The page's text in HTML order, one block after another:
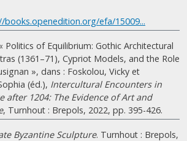
books.openedition.org/efa/15009...
Politics of Equilibrium: Gothic Architectural
(1361–71), Cypriot Models, and the Role
», dans : Foskolou, Vicky et
(éd.), Intercultural Encounters in
after 1204: The Evidence of Art and
, Turnhout : Brepols, 2022, pp. 395-426.
Byzantine Sculpture. Turnhout : Brepols,